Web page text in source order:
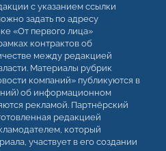
с указанием ссылки
задать по адресу
«От первого лица»
контрактов об
между редакцией
Материалы рубрик
компаний» публикуются в
об информационном
рекламой. Партнёрский
редакцией
который
участвует в его создании